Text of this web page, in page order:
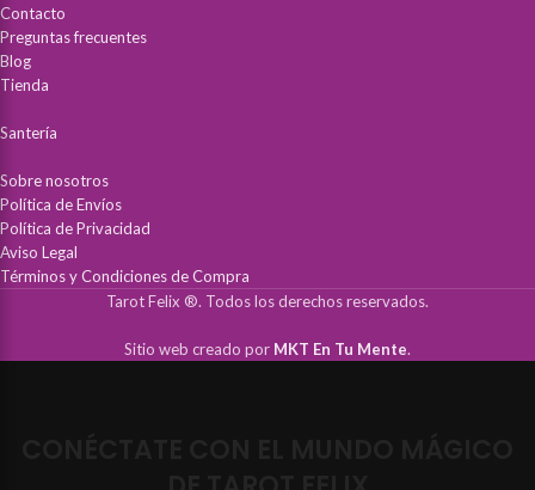
Contacto
Preguntas frecuentes
Blog
Tienda
Santería
Sobre nosotros
Política de Envíos
Política de Privacidad
Aviso Legal
Términos y Condiciones de Compra
Tarot Felix ®. Todos los derechos reservados.
Sitio web creado por MKT En Tu Mente.